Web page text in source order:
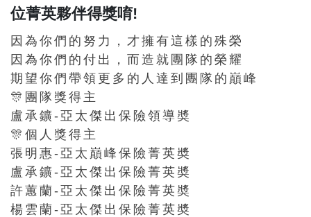
位菁英夥伴得獎唷!
因為你們的努力，才擁有這樣的殊榮
因為你們的付出，而造就團隊的榮耀
期望你們帶領更多的人達到團隊的巔峰
🎊團隊獎得主
盧承鑛-亞太傑出保險領導奬
🎊個人獎得主
張明惠-亞太巔峰保險菁英奬
盧承鑛-亞太傑出保險菁英奬
許蕙蘭-亞太傑出保險菁英奬
楊雲蘭-亞太傑出保險菁英奬